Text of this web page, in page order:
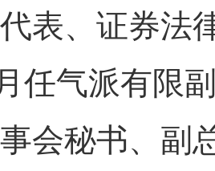
表、证券法
任气派有限
会秘书、副